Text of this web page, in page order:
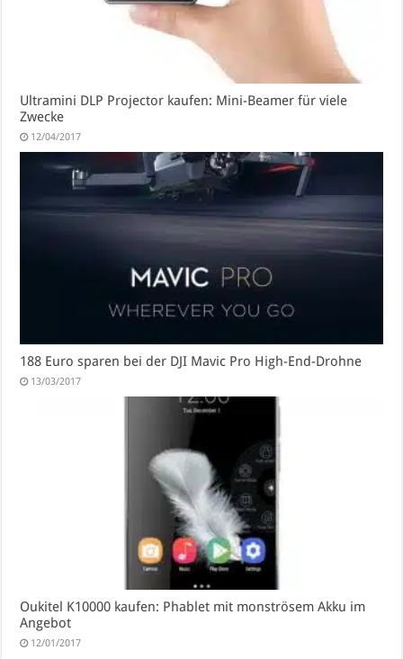
Ultramini DLP Projector kaufen: Mini-Beamer für viele
Zwecke
12/04/2017
188 Euro sparen bei der DJI Mavic Pro High-End-Drohne
13/03/2017
Oukitel K10000 kaufen: Phablet mit monströsem Akku im
Angebot
12/01/2017